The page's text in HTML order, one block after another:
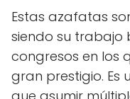
Estas azafatas
siendo su trabajo
congresos en los
gran prestigio. Es